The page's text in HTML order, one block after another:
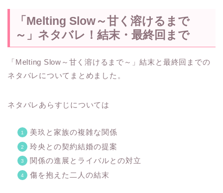
「Melting Slow～甘く溶けるまで
～」ネタバレ！結末・最終回まで
「Melting Slow～甘く溶けるまで～」結末と最終回までの
ネタバレについてまとめました。
ネタバレあらすじについては
美玖と家族の複雑な関係
玲央との契約結婚の提案
関係の進展とライバルとの対立
傷を抱えた二人の結末